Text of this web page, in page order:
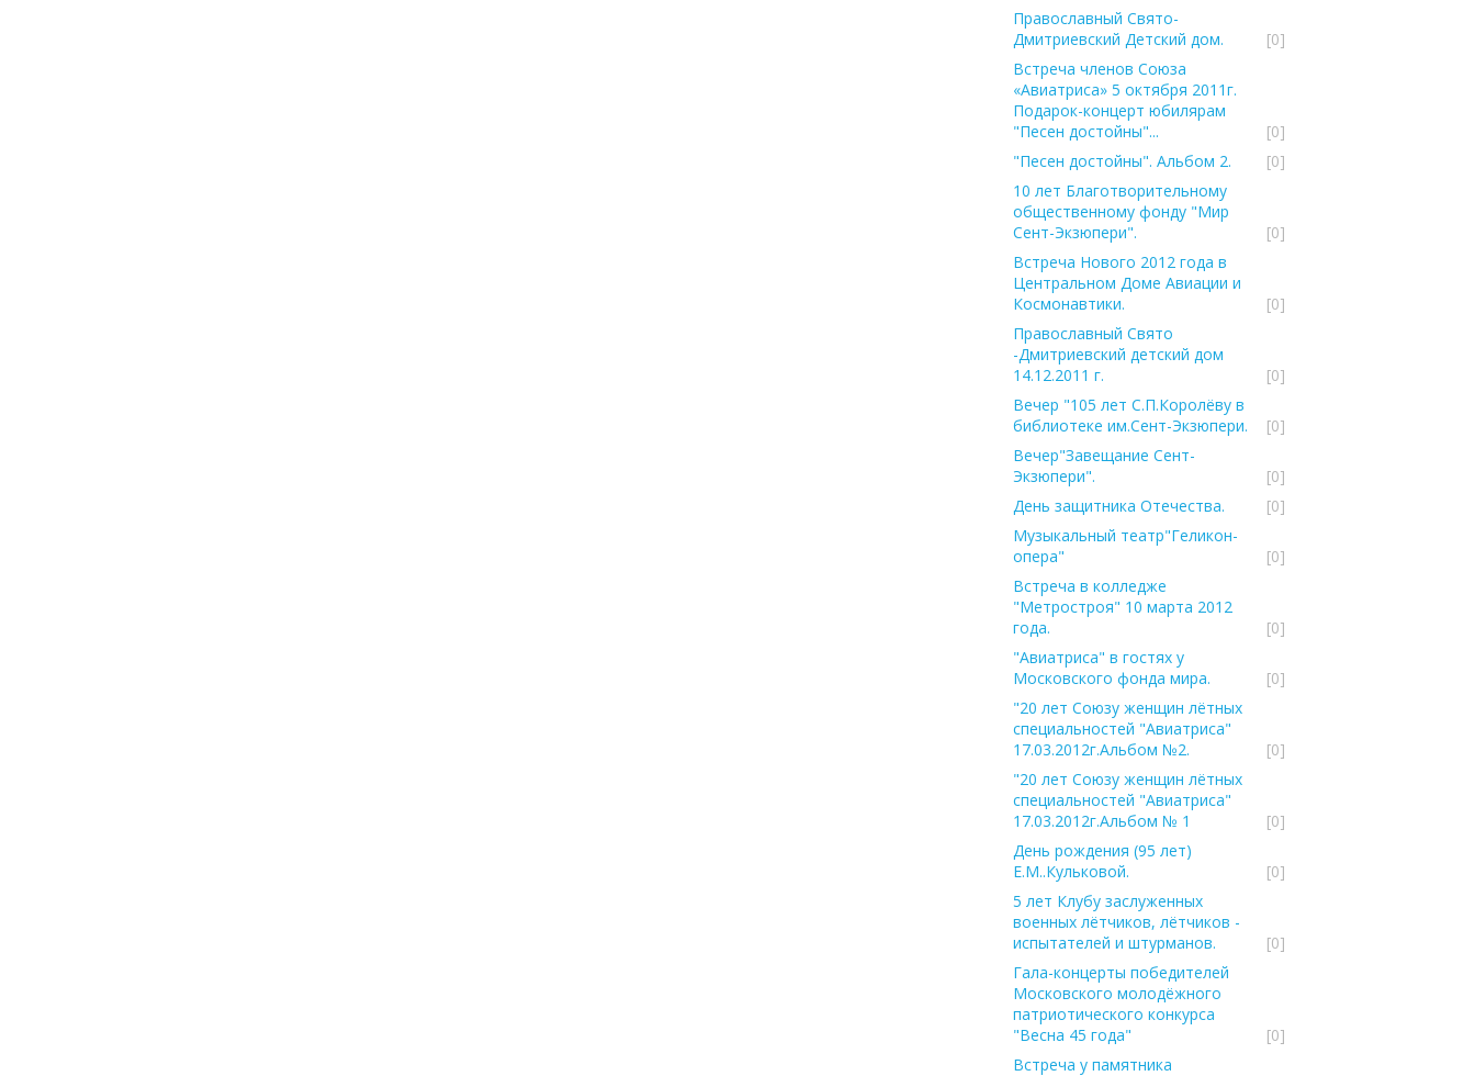
Православный Свято-
Дмитриевский Детский дом.
[0]
Встреча членов Союза
«Авиатриса» 5 октября 2011г.
Подарок-концерт юбилярам
"Песен достойны"...
[0]
"Песен достойны". Альбом 2.
[0]
10 лет Благотворительному
общественному фонду "Мир
Сент-Экзюпери".
[0]
Встреча Нового 2012 года в
Центральном Доме Авиации и
Космонавтики.
[0]
Православный Свято
-Дмитриевский детский дом
14.12.2011 г.
[0]
Вечер "105 лет С.П.Королёву в
библиотеке им.Сент-Экзюпери.
[0]
Вечер"Завещание Сент-
Экзюпери".
[0]
День защитника Отечества.
[0]
Музыкальный театр"Геликон-
опера"
[0]
Встреча в колледже
"Метростроя" 10 марта 2012
года.
[0]
"Авиатриса" в гостях у
Московского фонда мира.
[0]
"20 лет Союзу женщин лётных
специальностей "Авиатриса"
17.03.2012г.Альбом №2.
[0]
"20 лет Союзу женщин лётных
специальностей "Авиатриса"
17.03.2012г.Альбом № 1
[0]
День рождения (95 лет)
Е.М..Кульковой.
[0]
5 лет Клубу заслуженных
военных лётчиков, лётчиков -
испытателей и штурманов.
[0]
Гала-концерты победителей
Московского молодёжного
патриотического конкурса
"Весна 45 года"
[0]
Встреча у памятника